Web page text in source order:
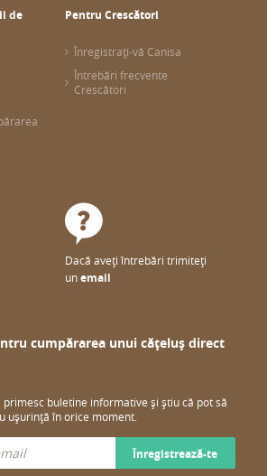
de
Pentru Crescători
Înregistrați-vă Canisa
Întrebări frecvente
Crescători
Dacă aveți întrebări trimiteți
unemail
cumpărarea unui cățeluș direct
primesc buletine informative și știu că pot să
ușurință în orice moment.
Înregistrează-te